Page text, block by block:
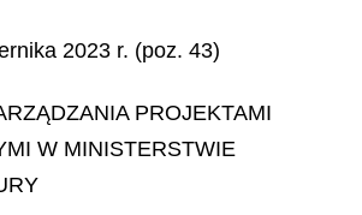
2023 r. (poz. 43)
PROJEKTAMI
W MINISTERSTWIE